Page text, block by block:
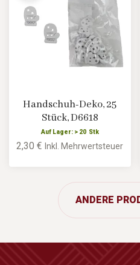
Handschuh-Deko, 25
Stück, D6618
Auf Lager: > 20 Stk
2,30 €Inkl. Mehrwertsteuer
ANDERE